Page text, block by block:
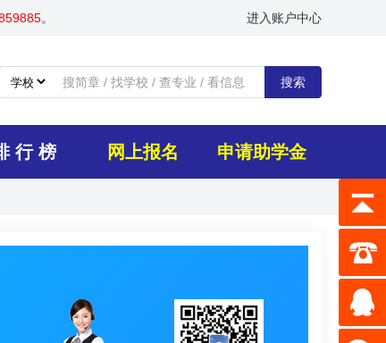
。 进入账户中心
搜索
行 榜 网上报名 申请助学金